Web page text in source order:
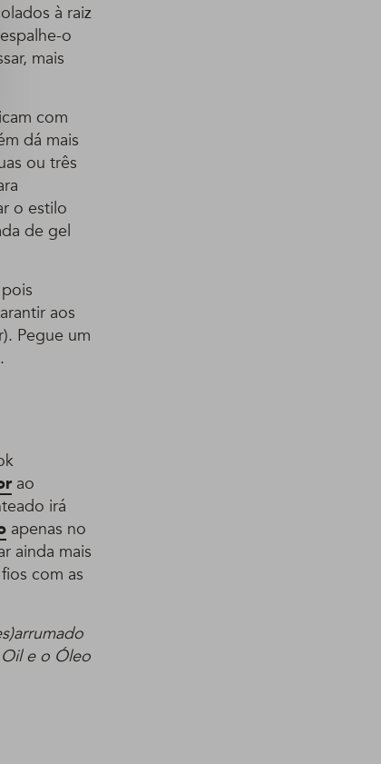
à raiz
o
mais
com
dá mais
ou três
o estilo
de gel
aos
Pegue um
ao
irá
apenas no
ainda mais
com as
e o Óleo